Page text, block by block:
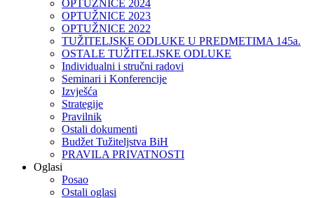
OPTUŽNICE 2024
OPTUŽNICE 2023
OPTUŽNICE 2022
TUŽITELJSKE ODLUKE U PREDMETIMA 145a.
OSTALE TUŽITELJSKE ODLUKE
Individualni i stručni radovi
Seminari i Konferencije
Izvješća
Strategije
Pravilnik
Ostali dokumenti
Budžet Tužiteljstva BiH
PRAVILA PRIVATNOSTI
Oglasi
Posao
Ostali oglasi